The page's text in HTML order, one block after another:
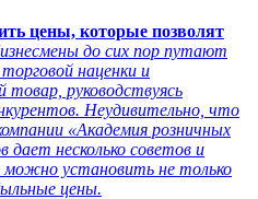
цены, которые позволят
до сих пор путают
наценки и
руководствуясь
Неудивительно, что
«Академия розничных
дает несколько советов и
установить не только
цены.